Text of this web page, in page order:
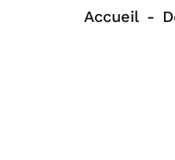
Accueil